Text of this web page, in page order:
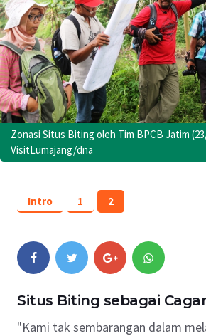
Zonasi Situs Biting oleh Tim BPCB Jatim
VisitLumajang/dna
Intro 1 2
Situs Biting sebagai
"Kami tak sembarangan dalam